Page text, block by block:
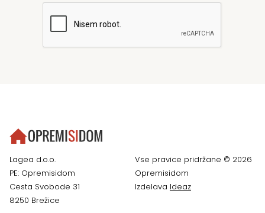
Lagea d.o.o.
PE: Opremisidom
Cesta Svobode 31
8250 Brežice
Vse pravice pridržane © 2026
Opremisidom
Izdelava Ideaz